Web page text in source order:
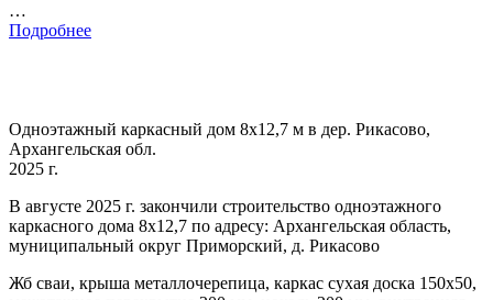
…
Подробнее
Одноэтажный каркасный дом 8х12,7 м в дер. Рикасово,
Архангельская обл.
2025 г.
В августе 2025 г. закончили строительство одноэтажного
каркасного дома 8х12,7 по адресу: Архангельская область,
муниципальный округ Приморский, д. Рикасово
Жб сваи, крыша металлочерепица, каркас сухая доска 150х50,